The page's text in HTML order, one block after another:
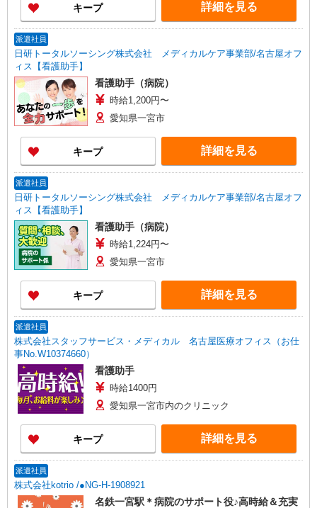
キープ 詳細を見る
派遣社員
日研トータルソーシング株式会社 メディカルケア事業部/名古屋オフ
ィス【看護助手】
看護助手（病院）
時給1,200円〜
愛知県一宮市
キープ 詳細を見る
派遣社員
日研トータルソーシング株式会社 メディカルケア事業部/名古屋オフ
ィス【看護助手】
看護助手（病院）
時給1,224円〜
愛知県一宮市
キープ 詳細を見る
派遣社員
株式会社スタッフサービス・メディカル 名古屋医療オフィス（お仕
事No.W10374660）
看護助手
時給1400円
愛知県一宮市内のクリニック
キープ 詳細を見る
派遣社員
株式会社kotrio /●NG-H-1908921
名鉄一宮駅＊病院のサポート役♪高時給＆充実